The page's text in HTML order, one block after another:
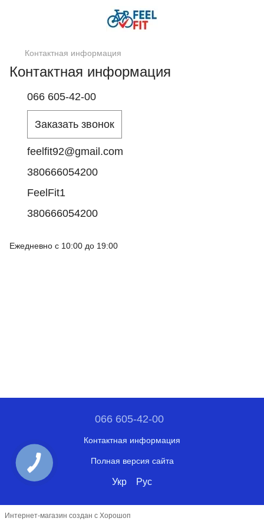
Контактная информация
Контактная информация
066 605-42-00
Заказать звонок
feelfit92@gmail.com
380666054200
FeelFit1
380666054200
Ежедневно с 10:00 до 19:00
066 605-42-00
Контактная информация
Полная версия сайта
Укр Рус
Интернет-магазин создан с Хорошоп